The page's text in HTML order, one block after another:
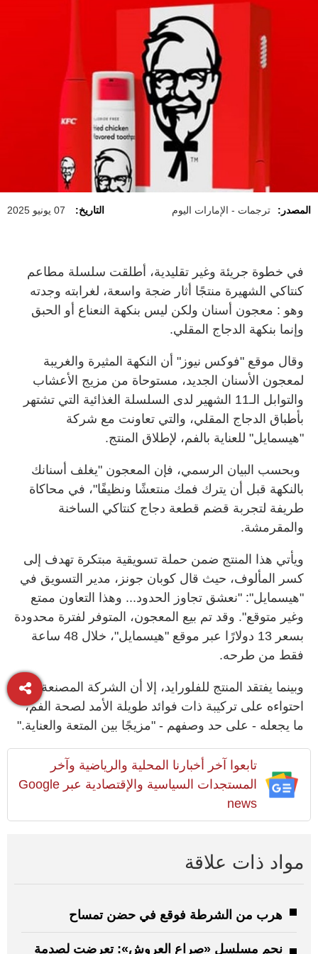
المصدر: ترجمات - الإمارات اليوم التاريخ: 07 يونيو 2025
في خطوة جريئة وغير تقليدية، أطلقت سلسلة مطاعم
كنتاكي الشهيرة منتجًا أثار ضجة واسعة، لغرابته وجدته
وهو : معجون أسنان ولكن ليس بنكهة النعناع أو الحبق
وإنما بنكهة الدجاج المقلي.
وقال موقع "فوكس نيوز" أن النكهة المثيرة والغريبة
لمعجون الأسنان الجديد، مستوحاة من مزيج الأعشاب
والتوابل الـ11 الشهير لدى السلسلة الغذائية التي تشتهر
بأطباق الدجاج المقلي، والتي تعاونت مع شركة
"هيسمايل" للعناية بالفم، لإطلاق المنتج.
وبحسب البيان الرسمي، فإن المعجون "يغلف أسنانك
بالنكهة قبل أن يترك فمك منتعشًا ونظيفًا"، في محاكاة
طريفة لتجربة قضم قطعة دجاج كنتاكي الساخنة
والمقرمشة.
ويأتي هذا المنتج ضمن حملة تسويقية مبتكرة تهدف إلى
كسر المألوف، حيث قال كوبان جونز، مدير التسويق في
"هيسمايل": "نعشق تجاوز الحدود... وهذا التعاون ممتع
وغير متوقع". وقد تم بيع المعجون، المتوفر لفترة محدودة
بسعر 13 دولارًا عبر موقع "هيسمايل"، خلال 48 ساعة
فقط من طرحه.
وبينما يفتقد المنتج للفلورايد، إلا أن الشركة المصنعة تؤكد
احتواءه على تركيبة ذات فوائد طويلة الأمد لصحة الفم،
ما يجعله - على حد وصفهم - "مزيجًا بين المتعة والعناية".
تابعوا آخر أخبارنا المحلية والرياضية وآخر
المستجدات السياسية والإقتصادية عبر Google
news
مواد ذات علاقة
هرب من الشرطة فوقع في حضن تمساح
نجم مسلسل «صراع العروش»: تعرضت لصدمة